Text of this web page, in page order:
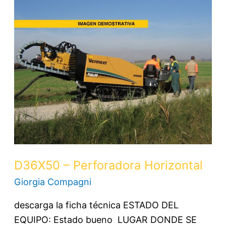
D36X50 – Perforadora Horizontal
Giorgia Compagni
descarga la ficha técnica ESTADO DEL
EQUIPO: Estado bueno LUGAR DONDE SE
–
Perforadora
Horizontal